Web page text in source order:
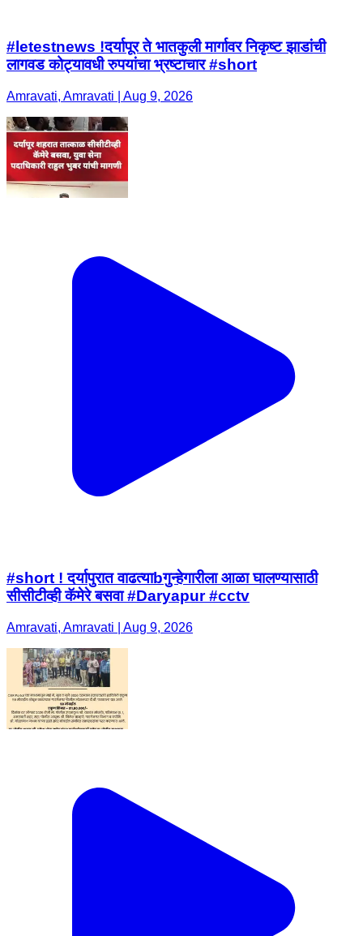
#letestnews !दर्यापूर ते भातकुली मार्गावर निकृष्ट झाडांची
लागवड कोट्यावधी रुपयांचा भ्रष्टाचार #short
Amravati, Amravati | Aug 9, 2026
#short ! दर्यापुरात वाढत्याbगुन्हेगारीला आळा घालण्यासाठी
सीसीटीव्ही कॅमेरे बसवा #Daryapur #cctv
Amravati, Amravati | Aug 9, 2026